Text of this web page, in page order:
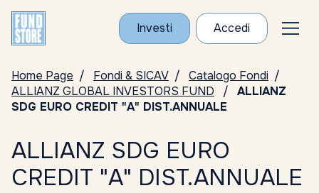
Investi Accedi
Home Page Fondi & SICAV
Catalogo Fondi
ALLIANZ GLOBAL INVESTORS FUND
ALLIANZ
SDG EURO CREDIT "A" DIST.ANNUALE
ALLIANZ SDG EURO
CREDIT "A" DIST.ANNUALE